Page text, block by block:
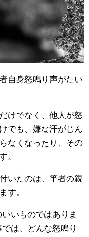
自身怒鳴り声がたい
けでなく、他人が怒
でも、嫌な汗がじん
なくなったり、その
。
いたのは、筆者の親
す。
いものではありま
は、どんな怒鳴り